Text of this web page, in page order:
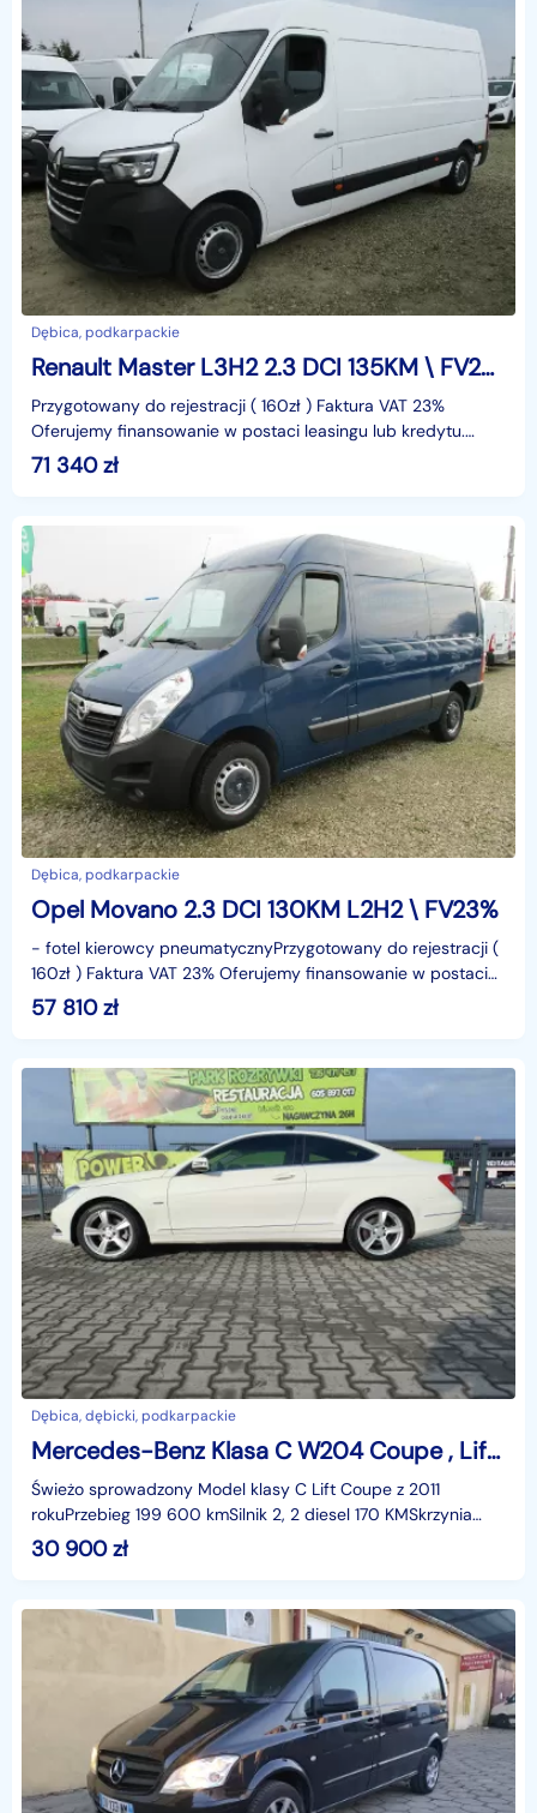
Dębica, podkarpackie
Renault Master L3H2 2.3 DCI 135KM \ FV23%
Przygotowany do rejestracji ( 160zł ) Faktura VAT 23%
Oferujemy finansowanie w postaci leasingu lub kredytu.
Gwarantujemy za przebieg.identyfikator: AKL3KJ56
71 340zł
Dębica, podkarpackie
Opel Movano 2.3 DCI 130KM L2H2 \ FV23%
- fotel kierowcy pneumatycznyPrzygotowany do rejestracji (
160zł ) Faktura VAT 23% Oferujemy finansowanie w postaci
leasingu lub kredytu. Gwarantujemy za przebi
57 810zł
Dębica, dębicki, podkarpackie
Mercedes-Benz Klasa C W204 Coupe , Lift z 2011r klasa C , Diesel Automat
Świeżo sprowadzony Model klasy C Lift Coupe z 2011
rokuPrzebieg 199 600 kmSilnik 2, 2 diesel 170 KMSkrzynia
biegów automatycznaDwa kluczyki Oryginalny laki
30 900zł